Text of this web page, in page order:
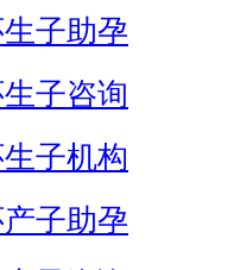
子助孕
子咨询
子机构
子助孕